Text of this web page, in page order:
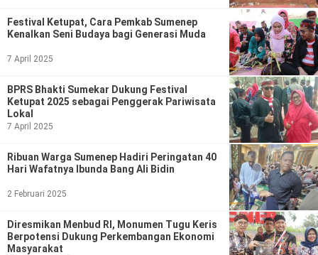
Festival Ketupat, Cara Pemkab Sumenep
Kenalkan Seni Budaya bagi Generasi Muda
7 April 2025
BPRS Bhakti Sumekar Dukung Festival
Ketupat 2025 sebagai Penggerak Pariwisata
Lokal
7 April 2025
Ribuan Warga Sumenep Hadiri Peringatan 40
Hari Wafatnya Ibunda Bang Ali Bidin
2 Februari 2025
Diresmikan Menbud RI, Monumen Tugu Keris
Berpotensi Dukung Perkembangan Ekonomi
Masyarakat